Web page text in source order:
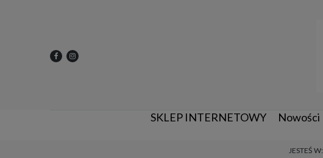
SKLEP INTERNETOWY Nowości
JESTEŚ W: